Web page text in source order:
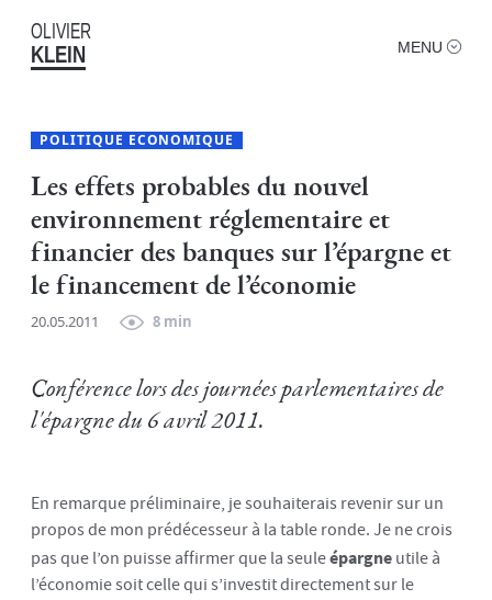
OLIVIER
KLEIN MENU
POLITIQUE ECONOMIQUE
Les effets probables du nouvel
environnement réglementaire et
financier des banques sur l’épargne et
le financement de l’économie
20.05.2011 8 min
Conférence lors des journées parlementaires de
l'épargne du 6 avril 2011.
En remarque préliminaire, je souhaiterais revenir sur un
propos de mon prédécesseur à la table ronde. Je ne crois
pas que l’on puisse affirmer que la seuleépargne utile à
l’économie soit celle qui s’investit directement sur le